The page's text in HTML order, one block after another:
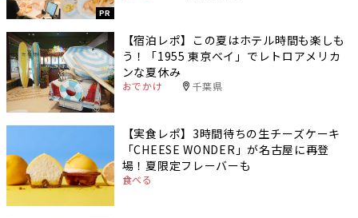
PR
【宿泊レポ】この夏はホテル時間も楽しも
う！「1955 東京ベイ」でレトロアメリカ
ンな夏休み
おでかけ 千葉県
【実食レポ】3時間待ちの生チーズケーキ
「CHEESE WONDER」が名古屋に再登
場！夏限定フレーバーも
食べる